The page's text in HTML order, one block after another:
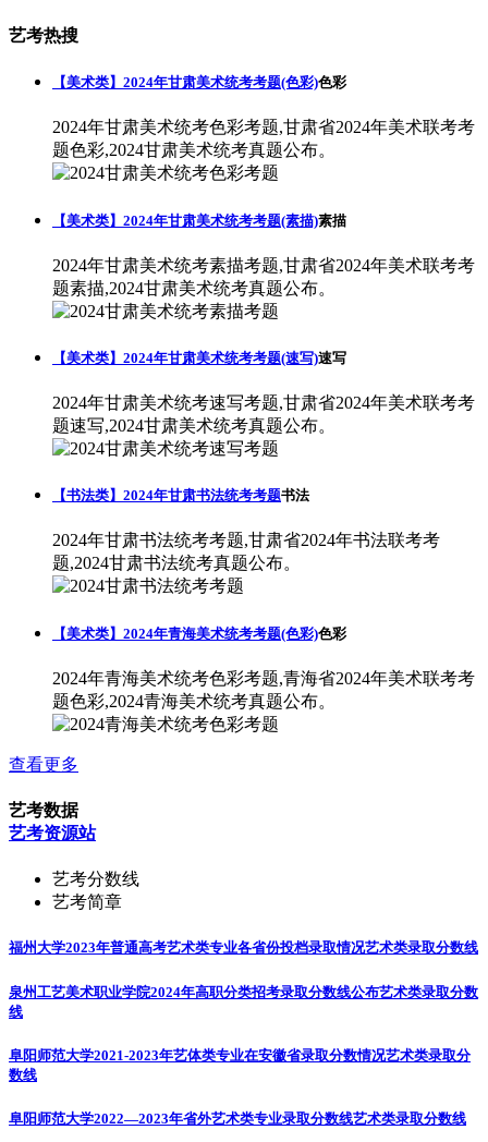
艺考热搜
【美术类】2024年甘肃美术统考考题(色彩)色彩
2024年甘肃美术统考色彩考题,甘肃省2024年美术联考考
题色彩,2024甘肃美术统考真题公布。
【美术类】2024年甘肃美术统考考题(素描)素描
2024年甘肃美术统考素描考题,甘肃省2024年美术联考考
题素描,2024甘肃美术统考真题公布。
【美术类】2024年甘肃美术统考考题(速写)速写
2024年甘肃美术统考速写考题,甘肃省2024年美术联考考
题速写,2024甘肃美术统考真题公布。
【书法类】2024年甘肃书法统考考题书法
2024年甘肃书法统考考题,甘肃省2024年书法联考考
题,2024甘肃书法统考真题公布。
【美术类】2024年青海美术统考考题(色彩)色彩
2024年青海美术统考色彩考题,青海省2024年美术联考考
题色彩,2024青海美术统考真题公布。
查看更多
艺考数据
艺考资源站
艺考分数线
艺考简章
福州大学2023年普通高考艺术类专业各省份投档录取情况艺术类录取分数线
泉州工艺美术职业学院2024年高职分类招考录取分数线公布艺术类录取分数
线
阜阳师范大学2021-2023年艺体类专业在安徽省录取分数情况艺术类录取分
数线
阜阳师范大学2022—2023年省外艺术类专业录取分数线艺术类录取分数线